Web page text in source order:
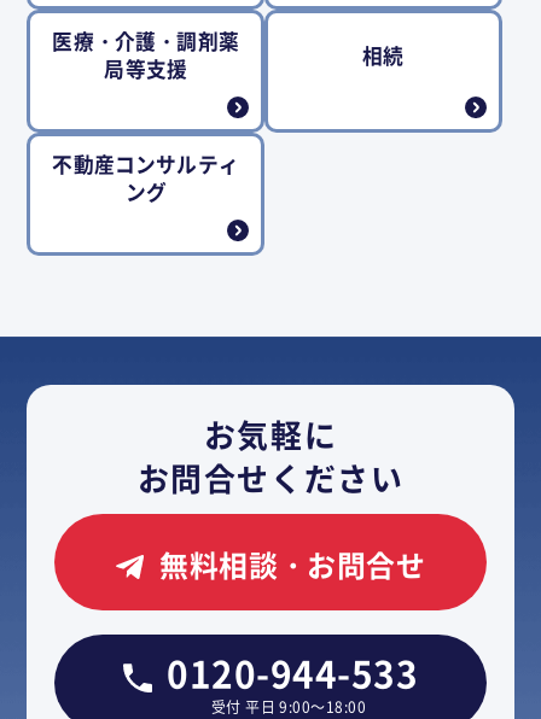
医療・介護・調剤薬
局等支援
相続
不動産コンサルティ
ング
お気軽に
お問合せください
無料相談・お問合せ
0120-944-533
受付 平日 9:00～18:00